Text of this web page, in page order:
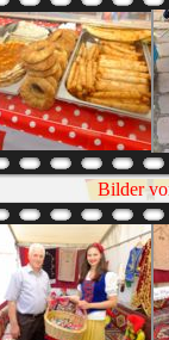
Bilder